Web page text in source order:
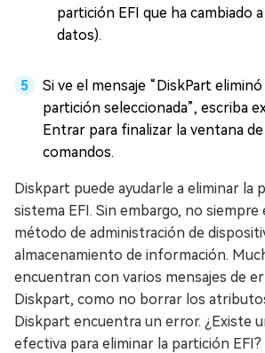
partición EFI que ha cambiado
datos).
Si ve el mensaje “DiskPart
partición seleccionada”, escriba
Entrar para finalizar la ventana
comandos.
Diskpart puede ayudarle a eliminar la
sistema EFI. Sin embargo, no siempre
método de administración de
almacenamiento de información.
encuentran con varios mensajes de
Diskpart, como no borrar los
Diskpart encuentra un error. ¿Existe
efectiva para eliminar la partición EFI?